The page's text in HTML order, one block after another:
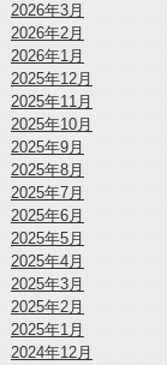
2026年3月
2026年2月
2026年1月
2025年12月
2025年11月
2025年10月
2025年9月
2025年8月
2025年7月
2025年6月
2025年5月
2025年4月
2025年3月
2025年2月
2025年1月
2024年12月